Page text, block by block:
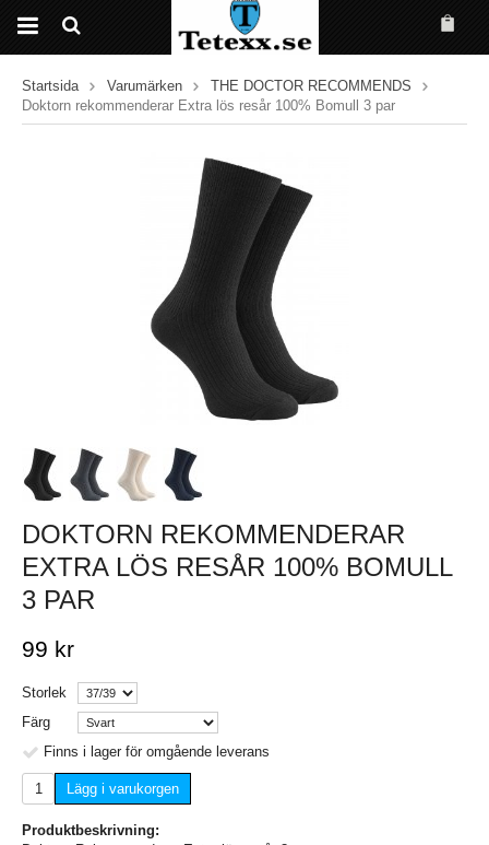
Startsida Varumärken
THE DOCTOR RECOMMENDS
Doktorn rekommenderar Extra lös resår 100% Bomull 3 par
DOKTORN REKOMMENDERAR
EXTRA LÖS RESÅR 100% BOMULL
3 PAR
99 kr
Storlek
Färg
Finns i lager för omgående leverans
Lägg i varukorgen
Produktbeskrivning: